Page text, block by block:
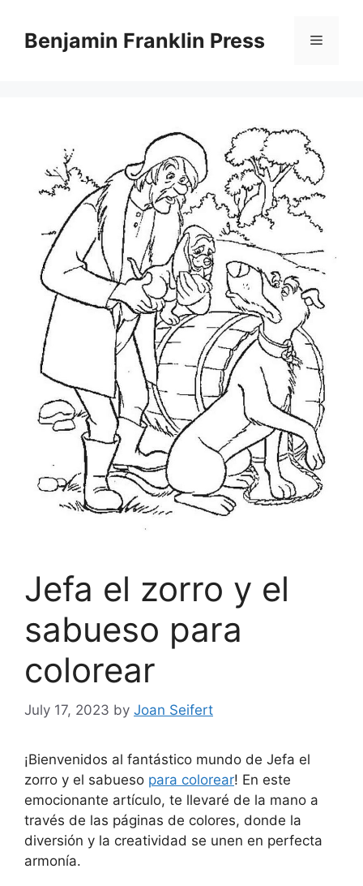
contentBenjamin Franklin Press Menu
Jefa el zorro y el
sabueso para
colorear
July 17, 2023 by Joan Seifert
¡Bienvenidos al fantástico mundo de Jefa el
zorro y el sabueso para colorear! En este
emocionante artículo, te llevaré de la mano a
través de las páginas de colores, donde la
diversión y la creatividad se unen en perfecta
armonía.